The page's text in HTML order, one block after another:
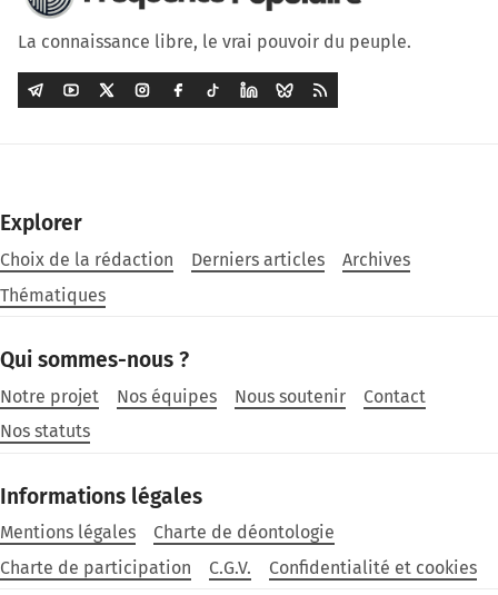
La connaissance libre, le vrai pouvoir du peuple.
Explorer
Choix de la rédaction Derniers articles
Archives
Thématiques
Qui sommes-nous ?
Notre projet Nos équipes Nous soutenir
Contact
Nos statuts
Informations légales
Mentions légales
Charte de déontologie
Charte de participation
C.G.V. Confidentialité et cookies